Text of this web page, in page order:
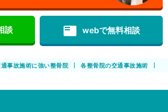
談 featured_play_list webで無料相談
通事故施術に強い整骨院 各整骨院の交通事故施術